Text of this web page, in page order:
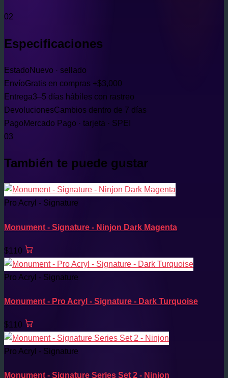
02
Especificaciones
EstadoNuevo · sellado
EnvíoGratis en compras +$3,000
Entrega3–5 días hábiles con rastreo
DevolucionesCambios dentro de 7 días
PagoMercado Pago · tarjeta · SPEI
03
También te puede gustar
Pro Acryl - Signature
Monument - Signature - Ninjon Dark Magenta
$110
Pro Acryl - Signature
Monument - Pro Acryl - Signature - Dark Turquoise
$110
Pro Acryl - Signature
Monument - Signature Series Set 2 - Ninjon